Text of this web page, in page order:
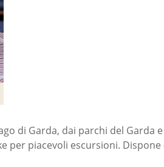
di Garda, dai parchi del Garda
piacevoli escursioni.